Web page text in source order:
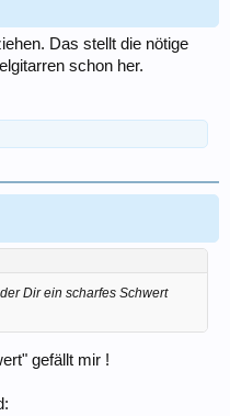
Das stellt die nötige
schon her.
Dir ein scharfes Schwert
gefällt mir !